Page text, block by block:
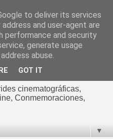
de Jorge
cinematográficas,
Conmemoraciones,
▼
to deliver its services
and user-agent are
performance and security
generate usage
abuse.
GOT IT